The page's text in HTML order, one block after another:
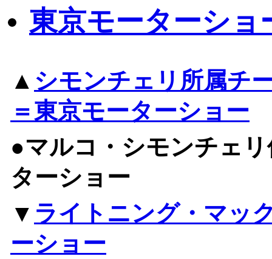
東京モーターシ
▲ シモンチェリ所属チ
＝東京モーターショー
●マルコ・シモンチェ
ターショー
▼ ライトニング・マッ
ーショー